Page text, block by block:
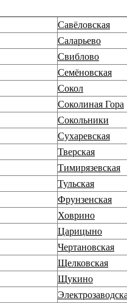
Савёловская
Саларьево
Свиблово
Семёновская
Сокол
Соколиная Гора
Сокольники
Сухаревская
Тверская
Тимирязевская
Тульская
Фрунзенская
Ховрино
Царицыно
Чертановская
Щелковская
Щукино